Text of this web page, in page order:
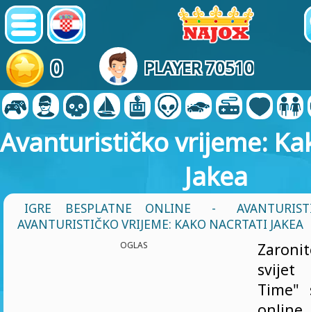
0 PLAYER 70510
Avanturističko vrijeme:
Jakea
IGRE BESPLATNE ONLINE -
AVANTURISTIČKO VRIJEME: KAKO NACRTATI JAKEA
OGLAS
svijet
Time"